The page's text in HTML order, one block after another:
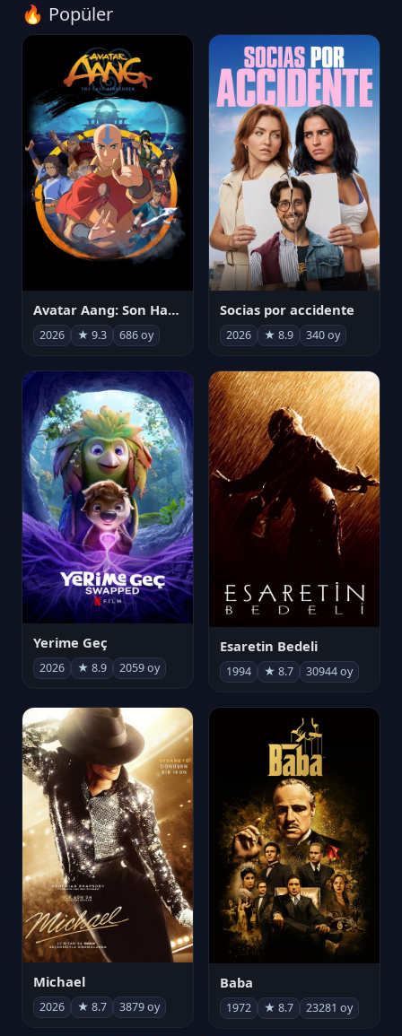
🔥 Popüler
Avatar Aang: Son Havabükücü
2026 ★ 9.3 686 oy
Socias por accidente
2026 ★ 8.9 340 oy
Yerime Geç
2026 ★ 8.9 2059 oy
Esaretin Bedeli
1994 ★ 8.7 30944 oy
Michael
2026 ★ 8.7 3879 oy
Baba
1972 ★ 8.7 23281 oy